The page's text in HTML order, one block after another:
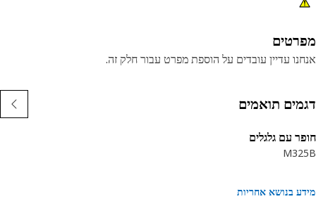
עדיין עובדים על הוספת מפרט עבור חלק זה.
תואמים
עם גלגלים
בנושא אחריות